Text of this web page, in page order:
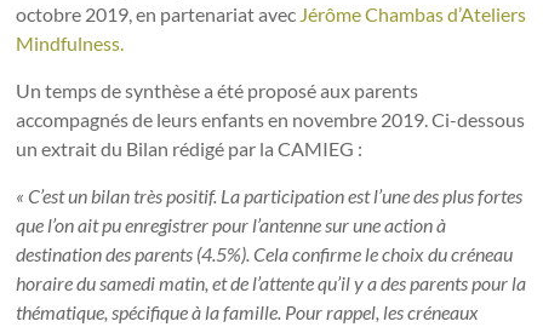
octobre 2019, en partenariat avec Jérôme Chambas d’Ateliers
Mindfulness.
Un temps de synthèse a été proposé aux parents
accompagnés de leurs enfants en novembre 2019. Ci-dessous
un extrait du Bilan rédigé par la CAMIEG :
« C’est un bilan très positif. La participation est l’une des plus fortes
que l’on ait pu enregistrer pour l’antenne sur une action à
destination des parents (4.5%). Cela confirme le choix du créneau
horaire du samedi matin, et de l’attente qu’il y a des parents pour la
thématique, spécifique à la famille. Pour rappel, les créneaux